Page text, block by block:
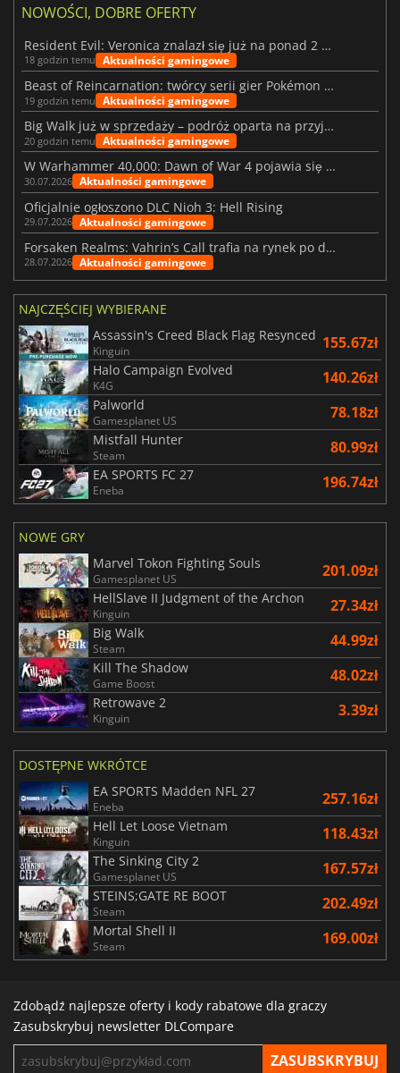
NOWOŚCI, DOBRE OFERTY
Resident Evil: Veronica znalazł się już na ponad 2 milionach list życzeń
18 godzin temu Aktualności gamingowe
Beast of Reincarnation: twórcy serii gier Pokémon wkraczają na nową ścieżkę
19 godzin temu Aktualności gamingowe
Big Walk już w sprzedaży – podróż oparta na przyjaźni
20 godzin temu Aktualności gamingowe
W Warhammer 40,000: Dawn of War 4 pojawia się frakcja Nekronów
30.07.2026 Aktualności gamingowe
Oficjalnie ogłoszono DLC Nioh 3: Hell Rising
29.07.2026 Aktualności gamingowe
Forsaken Realms: Vahrin’s Call trafia na rynek po dziesięciu latach prac
28.07.2026 Aktualności gamingowe
NAJCZĘŚCIEJ WYBIERANE
Assassin's Creed Black Flag Resynced
Kinguin 155.67zł
Halo Campaign Evolved
K4G 140.26zł
Palworld
Gamesplanet US 78.18zł
Mistfall Hunter
Steam 80.99zł
EA SPORTS FC 27
Eneba 196.74zł
NOWE GRY
Marvel Tokon Fighting Souls
Gamesplanet US 201.09zł
HellSlave II Judgment of the Archon
Kinguin 27.34zł
Big Walk
Steam 44.99zł
Kill The Shadow
Game Boost 48.02zł
Retrowave 2
Kinguin 3.39zł
DOSTĘPNE WKRÓTCE
EA SPORTS Madden NFL 27
Eneba 257.16zł
Hell Let Loose Vietnam
Kinguin 118.43zł
The Sinking City 2
Gamesplanet US 167.57zł
STEINS;GATE RE BOOT
Steam 202.49zł
Mortal Shell II
Steam 169.00zł
Zdobądź najlepsze oferty i kody rabatowe dla graczy
Zasubskrybuj newsletter DLCompare